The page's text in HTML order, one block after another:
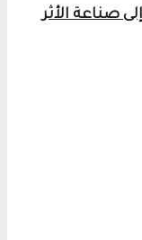
صناعة الأثر